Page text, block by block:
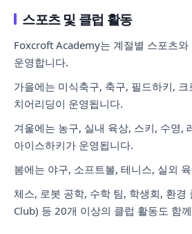
스포츠 및 클럽 활동
Foxcroft Academy는 계절별 스포츠와
운영합니다.
가을에는 미식축구, 축구, 필드하키,
치어리딩이 운영됩니다.
겨울에는 농구, 실내 육상, 스키, 수영,
아이스하키가 운영됩니다.
봄에는 야구, 소프트볼, 테니스, 실외
체스, 로봇 공학, 수학 팀, 학생회, 환경
Club) 등 20개 이상의 클럽 활동도 함